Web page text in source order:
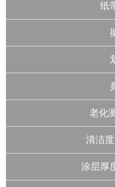
纸
老化
清洁
涂层厚